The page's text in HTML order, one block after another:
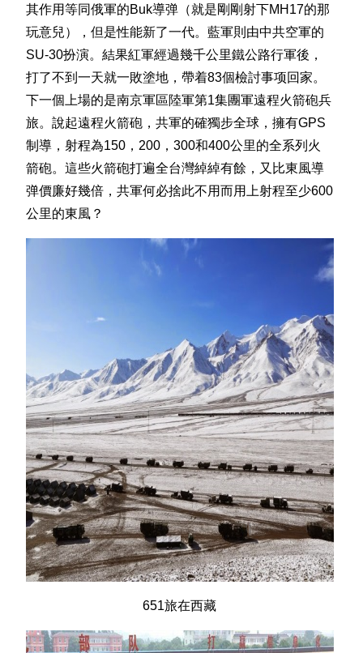
其作用等同俄軍的Buk導弹（就是剛剛射下MH17的那
玩意兒），但是性能新了一代。藍軍則由中共空軍的
SU-30扮演。結果紅軍經過幾千公里鐵公路行軍後，
打了不到一天就一敗塗地，帶着83個檢討事项回家。
下一個上場的是南京軍區陸軍第1集團軍遠程火箭砲兵
旅。說起遠程火箭砲，共軍的確獨步全球，擁有GPS
制導，射程為150，200，300和400公里的全系列火
箭砲。這些火箭砲打遍全台灣綽綽有餘，又比東風導
弹價廉好幾倍，共軍何必捨此不用而用上射程至少600
公里的東風？
651旅在西藏